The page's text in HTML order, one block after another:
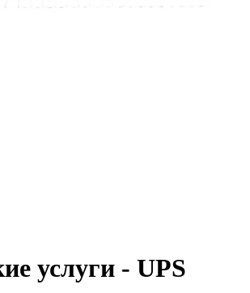
услуги - UPS